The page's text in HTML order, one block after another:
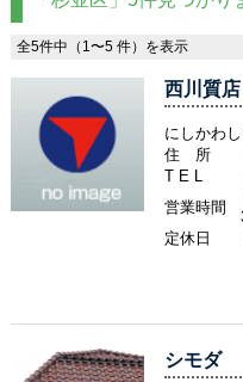
全5件中（1〜5 件）を表示
西川質店
にしかわ
住 所
T E L
営業時間
定休日
シモダ